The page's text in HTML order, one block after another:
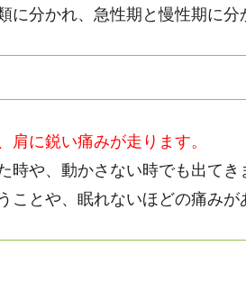
に分かれ、急性期と慢性期に分
肩に鋭い痛みが走ります。
時や、動かさない時でも出てき
ことや、眠れないほどの痛みが